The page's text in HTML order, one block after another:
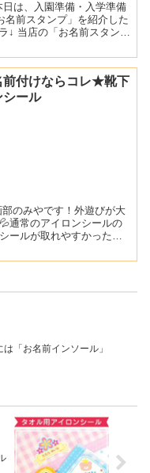
は、入園準備・入学準備
ン
前付けならコレ★靴下
シール
のみやです！外遊びが大
通常のアイロンシールの
ールが取れやすかったり
「お名前インソール」